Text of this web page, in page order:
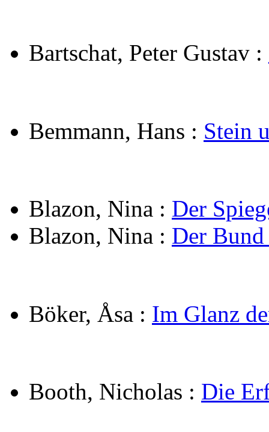
Bartschat, Peter Gustav :
Bemmann, Hans : Stein
Blazon, Nina : Der
Blazon, Nina : Der
Böker, Åsa : Im Glanz
Booth, Nicholas : Die